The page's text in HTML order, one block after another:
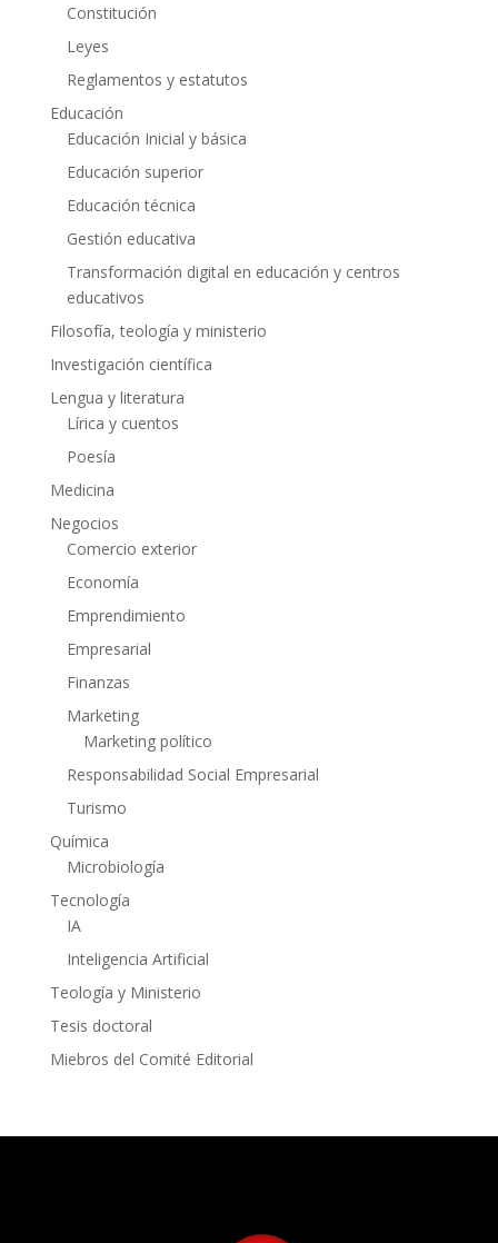
Constitución
Leyes
Reglamentos y estatutos
Educación
Educación Inicial y básica
Educación superior
Educación técnica
Gestión educativa
Transformación digital en educación y centros
educativos
Filosofía, teología y ministerio
Investigación científica
Lengua y literatura
Lírica y cuentos
Poesía
Medicina
Negocios
Comercio exterior
Economía
Emprendimiento
Empresarial
Finanzas
Marketing
Marketing político
Responsabilidad Social Empresarial
Turismo
Química
Microbiología
Tecnología
IA
Inteligencia Artificial
Teología y Ministerio
Tesis doctoral
Miebros del Comité Editorial